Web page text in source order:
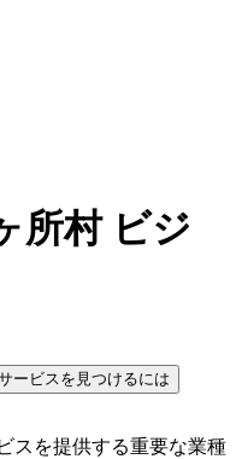
所村 ビジ
ービスを見つけるには
スを提供する重要な業種